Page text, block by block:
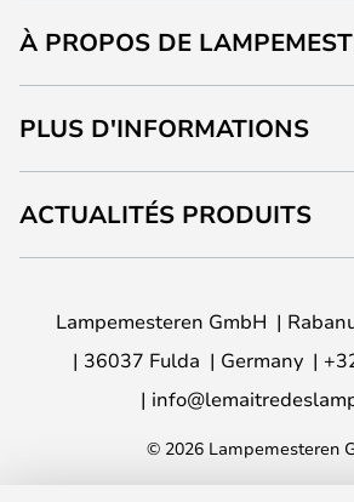
À PROPOS DE
PLUS D'INFORMATIONS
ACTUALITÉS PRODUITS
Lampemesteren GmbH
36037 Fulda
Germany
© 2026 Lampemesteren